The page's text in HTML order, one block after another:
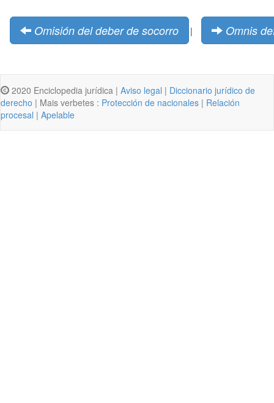
Omisión del deber de socorro | Omnis
2020 Enciclopedia jurídica | Aviso legal | Diccionario jurídico de
derecho | Mais verbetes : Protección de nacionales | Relación
procesal | Apelable